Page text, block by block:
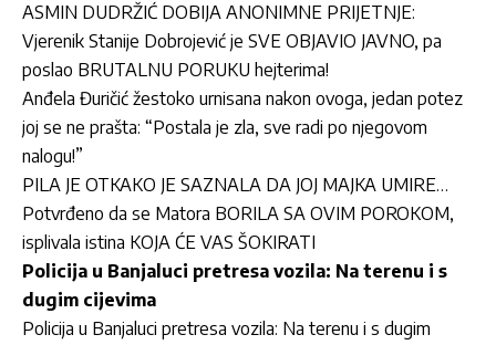
ASMIN DUDRŽIĆ DOBIJA ANONIMNE PRIJETNJE:
Vjerenik Stanije Dobrojević je SVE OBJAVIO JAVNO, pa
poslao BRUTALNU PORUKU hejterima!
Anđela Đuričić žestoko urnisana nakon ovoga, jedan potez
joj se ne prašta: “Postala je zla, sve radi po njegovom
nalogu!”
PILA JE OTKAKO JE SAZNALA DA JOJ MAJKA UMIRE…
Potvrđeno da se Matora BORILA SA OVIM POROKOM,
isplivala istina KOJA ĆE VAS ŠOKIRATI
Policija u Banjaluci pretresa vozila: Na terenu i s
dugim cijevima
Policija u Banjaluci pretresa vozila: Na terenu i s dugim